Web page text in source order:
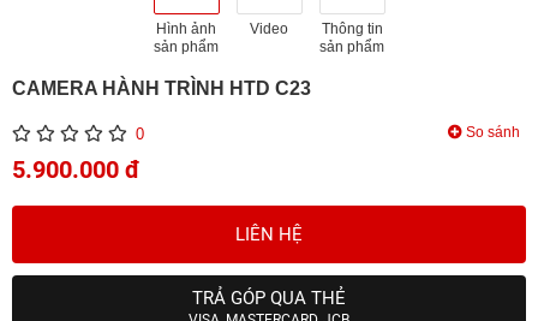
Hình ảnh
sản phẩm
Video
Thông tin
sản phẩm
CAMERA HÀNH TRÌNH HTD C23
0 So sánh
5.900.000 đ
LIÊN HỆ
TRẢ GÓP QUA THẺ